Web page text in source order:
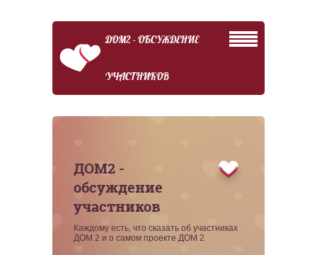
ДОМ2 - ОБСУЖДЕНИЕ
УЧАСТНИКОВ
ДОМ2 -
обсуждение
участников
Каждому есть, что сказать об участниках
ДОМ 2 и о самом проекте ДОМ 2